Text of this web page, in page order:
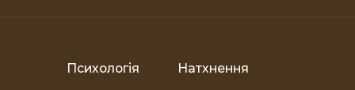
Психологія Натхнення